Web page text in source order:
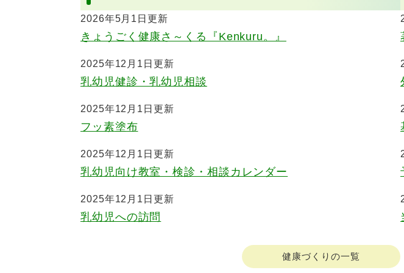
2026年5月1日更新
きょうごく健康さ～くる『Kenkuru。』
2025年12月1日更新
乳幼児健診・乳幼児相談
2025年12月1日更新
フッ素塗布
2025年12月1日更新
乳幼児向け教室・検診・相談カレンダー
2025年12月1日更新
乳幼児への訪問
健康づくりの一覧